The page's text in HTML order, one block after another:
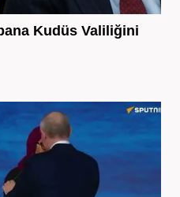
Kudüs Valiliğini